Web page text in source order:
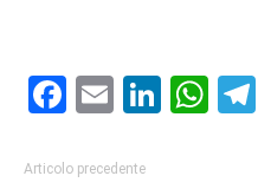
Facebook
Email
Articolo precedente